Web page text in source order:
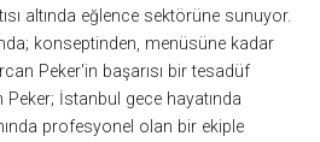
altında eğlence sektörüne sunuyor.
konseptinden, menüsüne kadar
Peker'in başarısı bir tesadüf
Peker; İstanbul gece hayatında
profesyonel olan bir ekiple